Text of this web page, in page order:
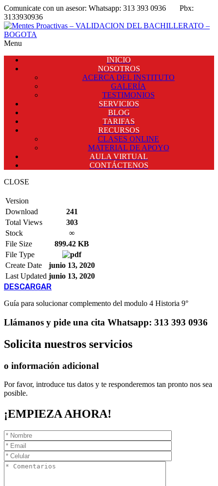
Comunicate con un asesor: Whatsapp: 313 393 0936 Pbx:
3133930936
Menu
INICIO
NOSOTROS
ACERCA DEL INSTITUTO
GALERÍA
TESTIMONIOS
SERVICIOS
BLOG
TARIFAS
RECURSOS
CLASES ONLINE
MATERIAL DE APOYO
AULA VIRTUAL
CONTÁCTENOS
CLOSE
Version
Download
241
Total Views
303
Stock
∞
File Size
899.42 KB
File Type
Create Date
junio 13, 2020
Last Updated junio 13, 2020
DESCARGAR
Guía para solucionar complemento del modulo 4 Historia 9°
Llámanos y pide una cita Whatsapp: 313 393 0936
Solicita nuestros servicios
o información adicional
Por favor, introduce tus datos y te responderemos tan pronto nos sea
posible.
¡EMPIEZA AHORA!